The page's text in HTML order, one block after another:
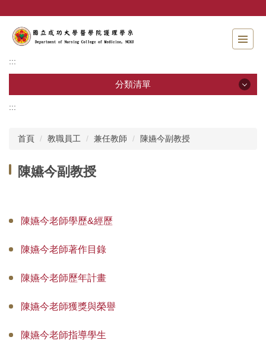
主
內
:::
分類清單
招生資訊
系所介紹
學士班
碩士班
專師碩士在職專班
國際碩士班
國際博士班
:::
首頁 教職員工 兼任教師 陳嬿今副教授
陳嬿今副教授
陳嬿今老師學歷&經歷
陳嬿今老師著作目錄
陳嬿今老師歷年計畫
陳嬿今老師獲獎與榮譽
陳嬿今老師指導學生